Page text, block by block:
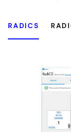
RADICS